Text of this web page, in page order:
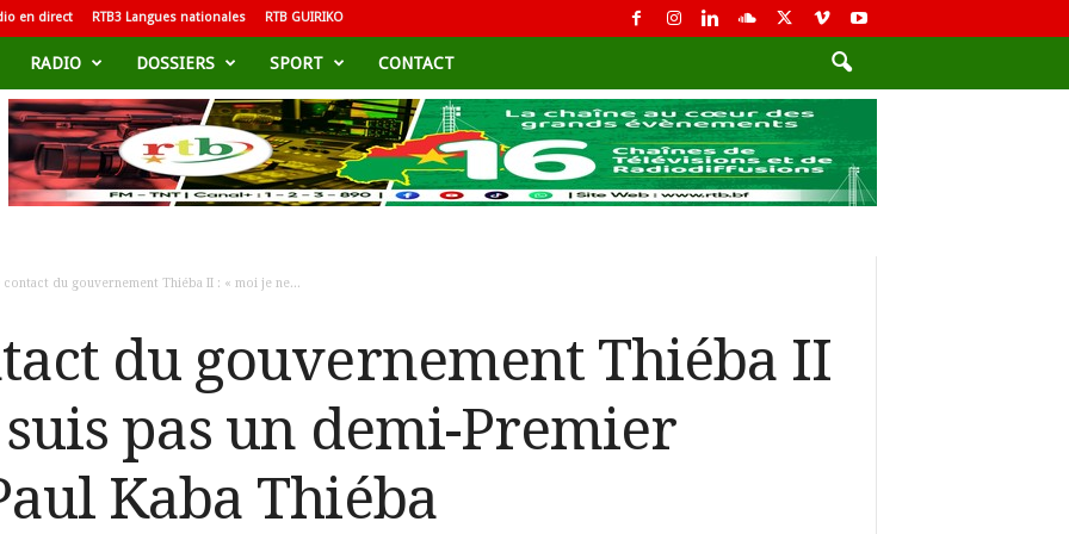
en direct RTB3 Langues nationales RTB GUIRIKO
RADIO DOSSIERS SPORT CONTACT
contact du gouvernement Thiéba II : « moi je ne...
du gouvernement Thiéba II
pas un demi-Premier
Kaba Thiéba